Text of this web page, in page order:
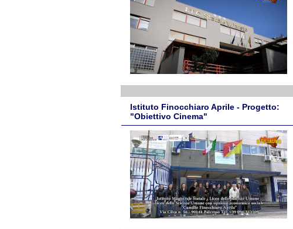
Istituto Finocchiaro Aprile - Progetto:
"Obiettivo Cinema"